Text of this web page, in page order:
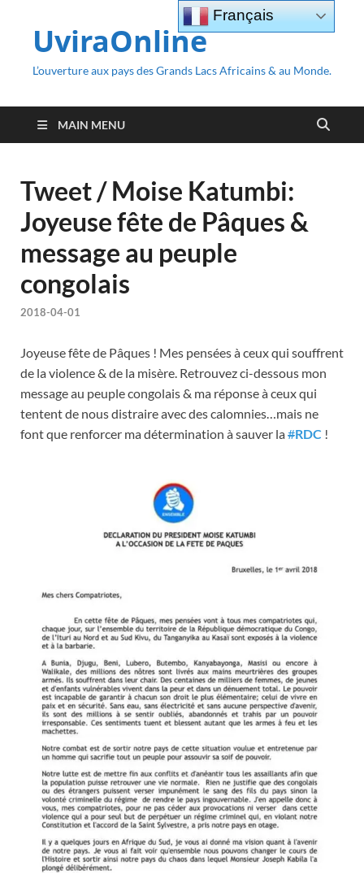
UviraOnline
L’ouverture aux pays des Grands Lacs Africains & au Monde.
MAIN MENU
Tweet / Moise Katumbi:
Joyeuse fête de Pâques &
message au peuple
congolais
2018-04-01
Joyeuse fête de Pâques ! Mes pensées à ceux qui souffrent
de la violence & de la misère. Retrouvez ci-dessous mon
message au peuple congolais & ma réponse à ceux qui
tentent de nous distraire avec des calomnies…mais ne
font que renforcer ma détermination à sauver la#RDC !
Français